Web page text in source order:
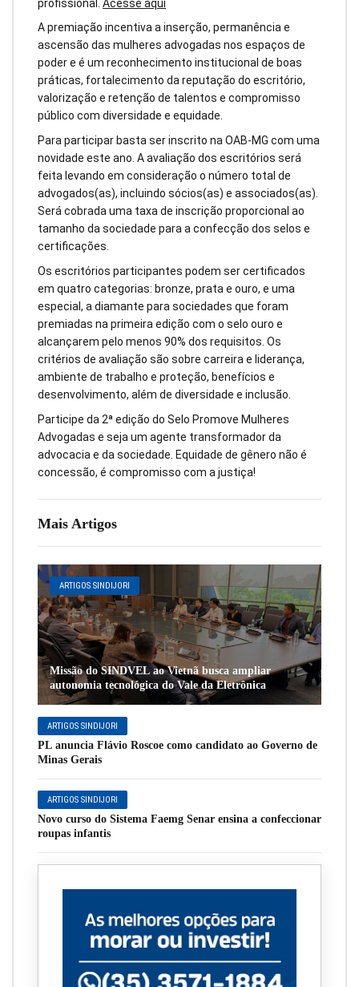
Mais Artigos
ARTIGOS SINDIJORI
Missão do SINDVEL ao Vietnã busca ampliar
autonomia tecnológica do Vale da Eletrônica
ARTIGOS SINDIJORI
PL anuncia Flávio Roscoe como candidato ao Governo de
Minas Gerais
ARTIGOS SINDIJORI
Novo curso do Sistema Faemg Senar ensina a confeccionar
roupas infantis
profissional. Acesse aqui
A premiação incentiva a inserção, permanência e
ascensão das mulheres advogadas nos espaços de
poder e é um reconhecimento institucional de boas
práticas, fortalecimento da reputação do escritório,
valorização e retenção de talentos e compromisso
público com diversidade e equidade.
Para participar basta ser inscrito na OAB-MG com uma
novidade este ano. A avaliação dos escritórios será
feita levando em consideração o número total de
advogados(as), incluindo sócios(as) e associados(as).
Será cobrada uma taxa de inscrição proporcional ao
tamanho da sociedade para a confecção dos selos e
certificações.
Os escritórios participantes podem ser certificados
em quatro categorias: bronze, prata e ouro, e uma
especial, a diamante para sociedades que foram
premiadas na primeira edição com o selo ouro e
alcançarem pelo menos 90% dos requisitos. Os
critérios de avaliação são sobre carreira e liderança,
ambiente de trabalho e proteção, benefícios e
desenvolvimento, além de diversidade e inclusão.
Participe da 2ª edição do Selo Promove Mulheres
Advogadas e seja um agente transformador da
advocacia e da sociedade. Equidade de gênero não é
concessão, é compromisso com a justiça!